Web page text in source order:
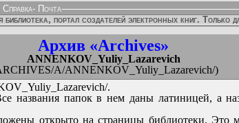
Справка- Почта
библиотека, портал создателей электронных книг. Только
Архив «Archives»
ANNENKOV_Yuliy_Lazarevich
A/ANNENKOV_Yuliy_Lazarevich/)
.
названия папок в нем даны латиницей, а
открыто на страницы библиотеки. Это